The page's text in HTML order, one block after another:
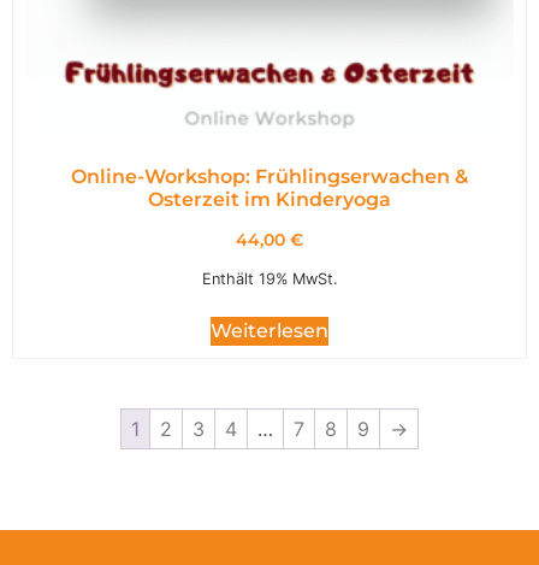
Online-Workshop: Frühlingserwachen &
Osterzeit im Kinderyoga
44,00 €
Enthält 19% MwSt.
Weiterlesen
1 2 3 4 … 7 8 9 →